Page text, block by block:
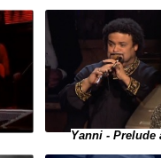
Yanni - Prelude